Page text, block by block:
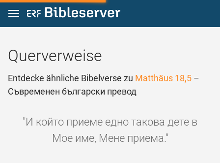
Zum Inhalt springen
Querverweise
Entdecke ähnliche Bibelverse zu Matthäus 18,5 –
Съвременен български превод
"И който приеме едно такова дете в
Мое име, Мене приема."